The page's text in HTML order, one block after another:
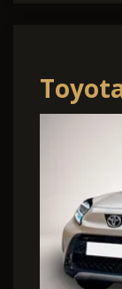
CVT
9"